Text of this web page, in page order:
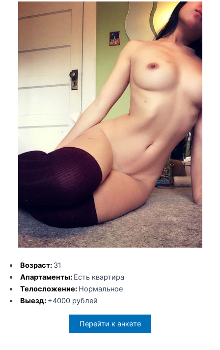
Возраст: 31
Апартаменты: Есть квартира
Телосложение: Нормальное
Выезд: +4000 рублей
Перейти к анкете